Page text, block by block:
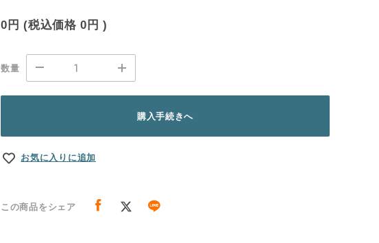
0円 (税込価格0円 )
数量
購入手続きへ
お気に入りに追加
この商品をシェア